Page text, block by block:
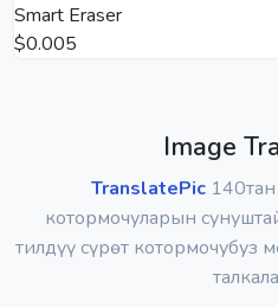
Smart Eraser
$0.005
Image
TranslatePic
котормочуларын
тилдүү сүрөт котормочубуз